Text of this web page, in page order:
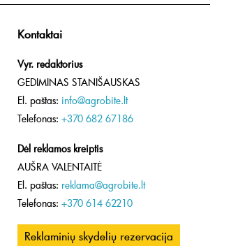
Kontaktai
Vyr. redaktorius
GEDIMINAS STANIŠAUSKAS
El. paštas: info@agrobite.lt
Telefonas: +370 682 67186
Dėl reklamos kreiptis
AUŠRA VALENTAITĖ
El. paštas: reklama@agrobite.lt
Telefonas: +370 614 62210
Reklaminių skydelių rezervacija